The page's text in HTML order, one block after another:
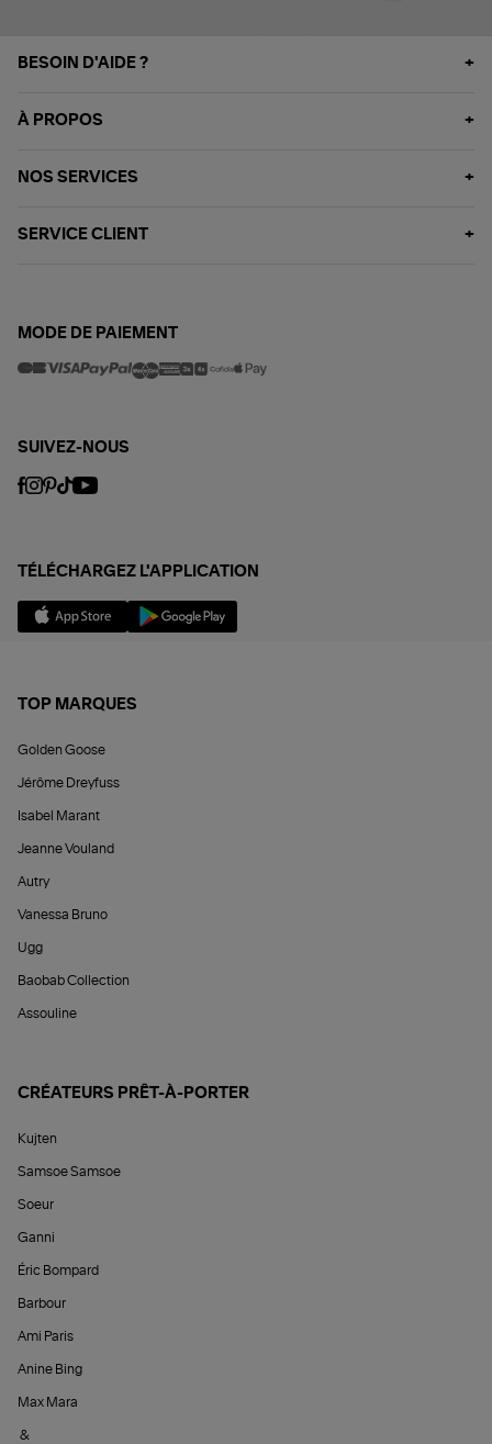
BESOIN D'AIDE ?
À PROPOS
NOS SERVICES
SERVICE CLIENT
MODE DE PAIEMENT
SUIVEZ-NOUS
TÉLÉCHARGEZ L'APPLICATION
TOP MARQUES
Golden Goose
Jérôme Dreyfuss
Isabel Marant
Jeanne Vouland
Autry
Vanessa Bruno
Ugg
Baobab Collection
Assouline
CRÉATEURS PRÊT-À-PORTER
Kujten
Samsoe Samsoe
Soeur
Ganni
Éric Bompard
Barbour
Ami Paris
Anine Bing
Max Mara
&